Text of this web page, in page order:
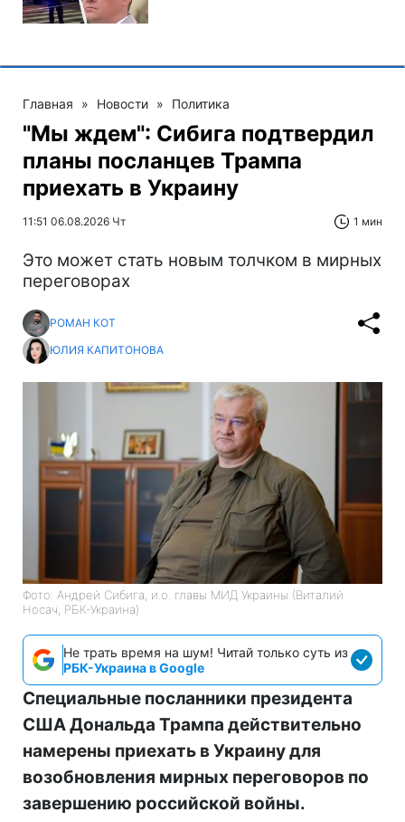
Главная » Новости » Политика
"Мы ждем": Сибига подтвердил
планы посланцев Трампа
приехать в Украину
11:51 06.08.2026 Чт 1 мин
Это может стать новым толчком в мирных
переговорах
РОМАН КОТ
ЮЛИЯ КАПИТОНОВА
Фото: Андрей Сибига, и.о. главы МИД Украины (Виталий
Носач, РБК-Украина)
Не трать время на шум! Читай только суть из
РБК-Украина в Google
Специальные посланники президента
США Дональда Трампа действительно
намерены приехать в Украину для
возобновления мирных переговоров по
завершению российской войны.